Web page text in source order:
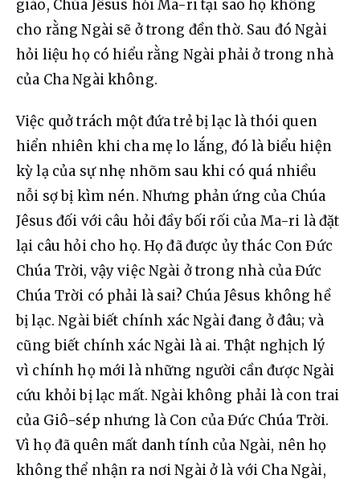
giáo, Chúa Jêsus hỏi Ma-ri tại sao họ không
cho rằng Ngài sẽ ở trong đền thờ. Sau đó Ngài
hỏi liệu họ có hiểu rằng Ngài phải ở trong nhà
của Cha Ngài không.
Việc quở trách một đứa trẻ bị lạc là thói quen
hiển nhiên khi cha mẹ lo lắng, đó là biểu hiện
kỳ lạ của sự nhẹ nhõm sau khi có quá nhiều
nỗi sợ bị kìm nén. Nhưng phản ứng của Chúa
Jêsus đối với câu hỏi đầy bối rối của Ma-ri là đặt
lại câu hỏi cho họ. Họ đã được ủy thác Con Đức
Chúa Trời, vậy việc Ngài ở trong nhà của Đức
Chúa Trời có phải là sai? Chúa Jêsus không hề
bị lạc. Ngài biết chính xác Ngài đang ở đâu; và
cũng biết chính xác Ngài là ai. Thật nghịch lý
vì chính họ mới là những người cần được Ngài
cứu khỏi bị lạc mất. Ngài không phải là con trai
của Giô-sép nhưng là Con của Đức Chúa Trời.
Vì họ đã quên mất danh tính của Ngài, nên họ
không thể nhận ra nơi Ngài ở là với Cha Ngài,